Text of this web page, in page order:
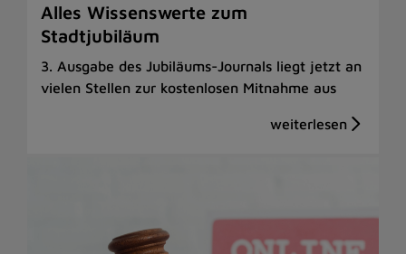
Alles Wissenswerte zum
Stadtjubiläum
3. Ausgabe des Jubiläums-Journals liegt jetzt an
vielen Stellen zur kostenlosen Mitnahme aus